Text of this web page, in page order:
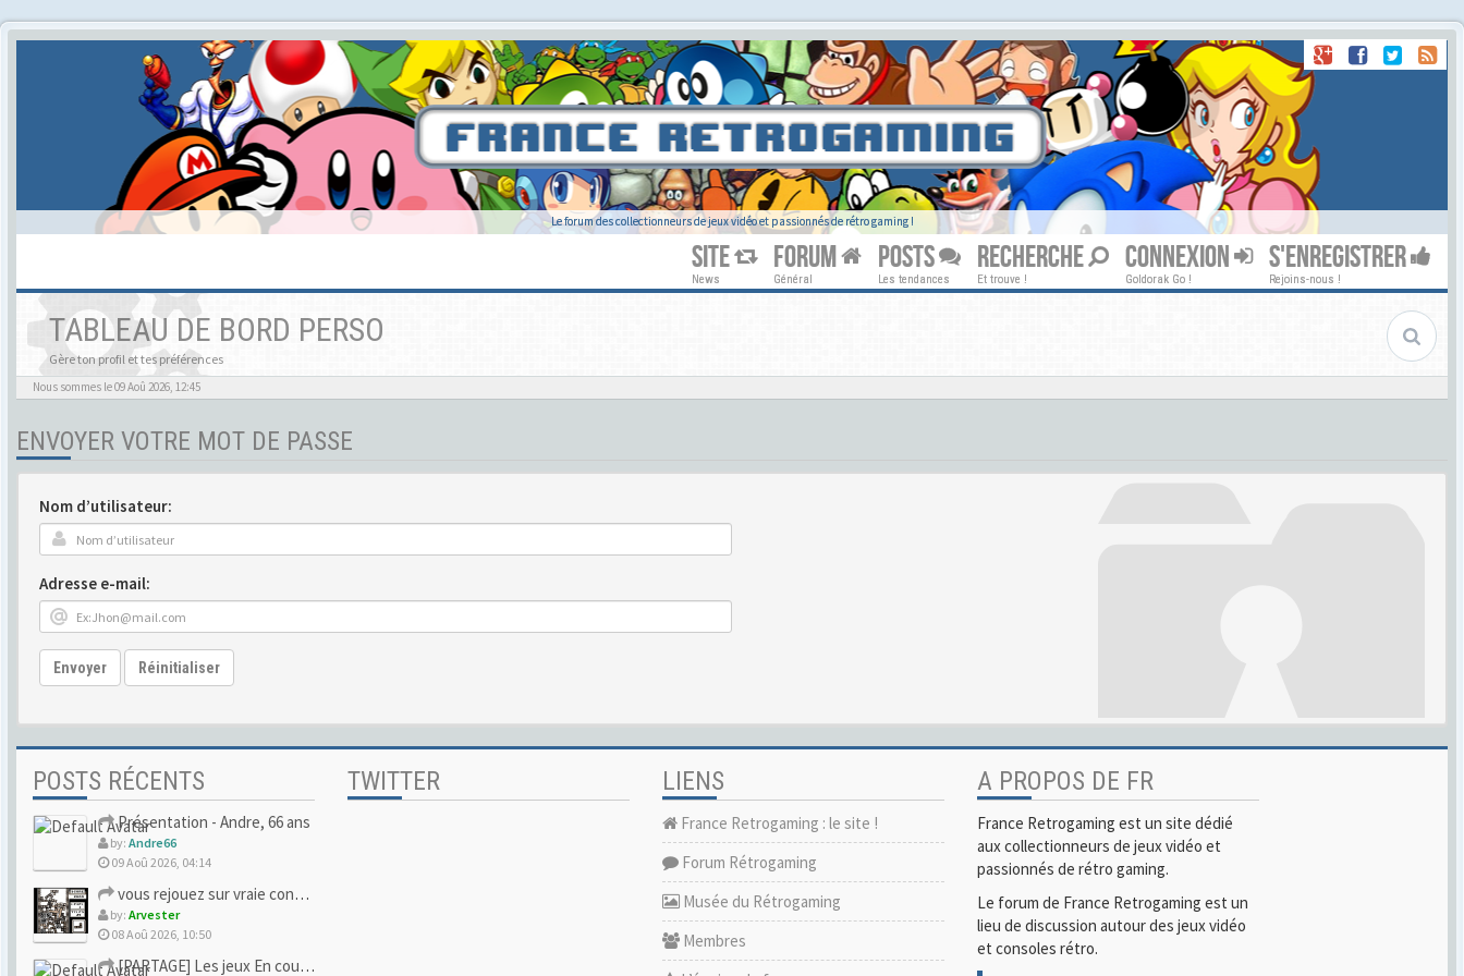
Le forum des collectionneurs de jeux vidéo et passionnés de rétro gaming !
SITE
News
FORUM
Général
POSTS
Les tendances
RECHERCHE
Et trouve !
CONNEXION
Goldorak Go !
S'ENREGISTRER
Rejoins-nous !
TABLEAU DE BORD PERSO
Gère ton profil et tes préférences
Nous sommes le 09 Aoû 2026, 12:45
ENVOYER VOTRE MOT DE PASSE
Nom d’utilisateur:
Adresse e-mail:
Envoyer Réinitialiser
POSTS RÉCENTS
Présentation - Andre, 66 ans
by: Andre66
09 Aoû 2026, 04:14
vous rejouez sur vraie console ou vous avez lâché pour l'ému
by: Arvester
08 Aoû 2026, 10:50
[PARTAGE] Les jeux En cours/Terminés
TWITTER LIENS
France Retrogaming : le site !
Forum Rétrogaming
Musée du Rétrogaming
Membres
A PROPOS DE FR
France Retrogaming est un site dédié
aux collectionneurs de jeux vidéo et
passionnés de rétro gaming.
Le forum de France Retrogaming est un
lieu de discussion autour des jeux vidéo
et consoles rétro.